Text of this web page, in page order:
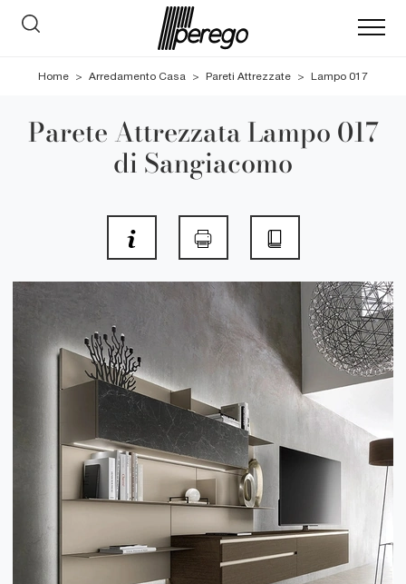
Home > Arredamento Casa > Pareti Attrezzate > Lampo 017
Parete Attrezzata Lampo 017
di Sangiacomo